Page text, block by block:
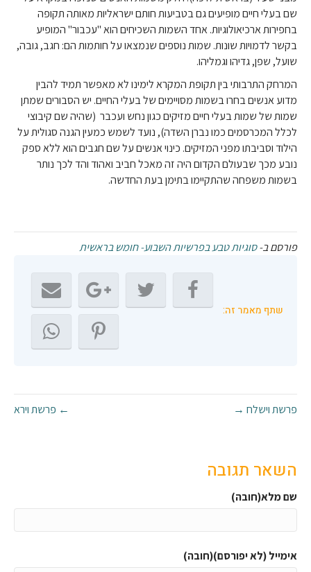
שם בעלי חיים מופיעים גם בטביעות חותם ישראליות מאותה תקופה
בחפירות ארכיאולוגיות. אחד השמות השכיחים הוא "עכבור" המופיע
בקשר לדמויות שונות. שמות נוספים שנמצאו על חותמות הם: חגב, גובה,
שועל, שפן, גדיהו וגמליהו.
המרחק התרבותי בין תקופת המקרא לימינו לא מאפשר תמיד להבין
מדוע אנשים בחרו בשמות מסויימים של בעלי החיים. יש הסבורים שמתן
שמות של שמות בעלי חיים מזיקים כגון נחש ועכבר (שהיה שם קיבוצי
לכלל המכרסמים כמו נברן השדה), נועד לשמש כמעין הגנה סגולית על
הילוד וסביבתו מפני המזיקים. כינוי אנשים על שם חגבים הוא ללא ספק
נובע מכך שבעולם הקדום היה זה מאכל חביב ואהוד והד לכך נותר
בשמות משפחה שהתקיימו בתימן בעת החדשה.
פורסם ב-סוגיות טבע בפרשיות השבוע- חומש בראשית
שתף מאמר זה:
← פרשת וירא פרשת וישלח →
השאר תגובה
שם מלא(חובה)
אימייל (לא יפורסם)(חובה)